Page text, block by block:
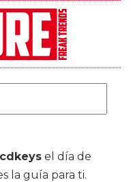
el día de
la guía para ti.